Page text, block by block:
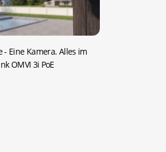
- Eine Kamera. Alles im
OMVI 3i PoE